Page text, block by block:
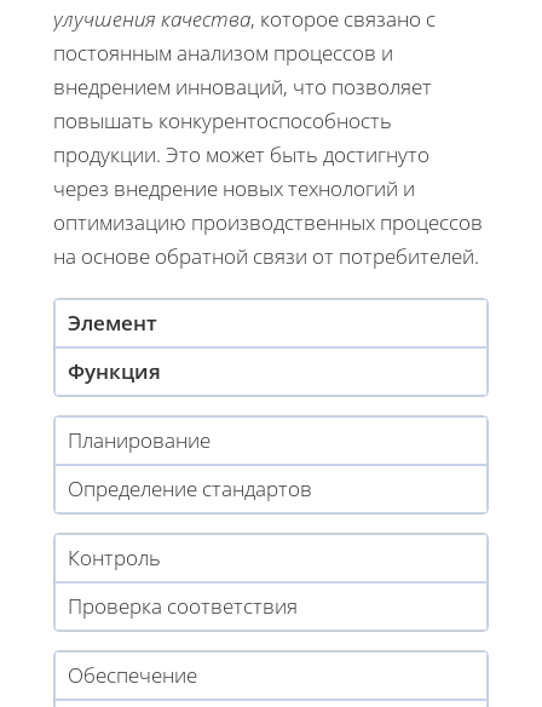
улучшения качества, которое связано с
постоянным анализом процессов и
внедрением инноваций, что позволяет
повышать конкурентоспособность
продукции. Это может быть достигнуто
через внедрение новых технологий и
оптимизацию производственных процессов
на основе обратной связи от потребителей.
Элемент
Функция
Планирование
Определение стандартов
Контроль
Проверка соответствия
Обеспечение